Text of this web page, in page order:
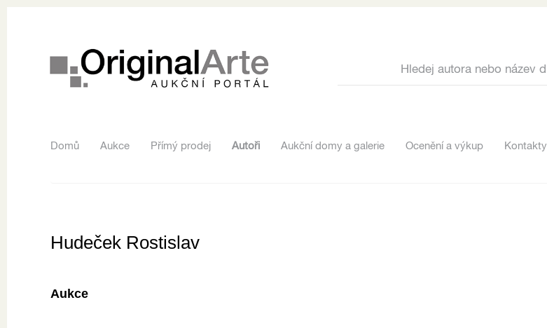
Domů Aukce Přímý prodej Autoři Aukční domy a galerie Ocenění a výkup Kontakty
Hudeček Rostislav
Aukce